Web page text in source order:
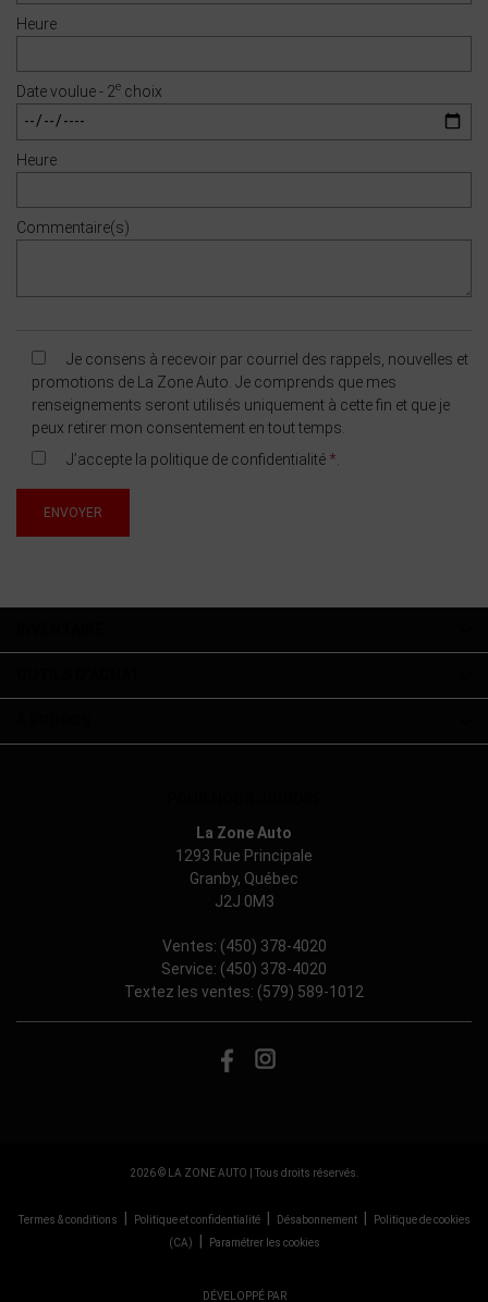
Heure
Date voulue - 2e choix
Heure
Commentaire(s)
Je consens à recevoir par courriel des rappels, nouvelles et
promotions de La Zone Auto. Je comprends que mes
renseignements seront utilisés uniquement à cette fin et que je
peux retirer mon consentement en tout temps.
J’accepte la politique de confidentialité *.
La Zone Auto
1293 Rue Principale
Granby, Québec
J2J 0M3
Ventes: (450) 378-4020
Service: (450) 378-4020
Textez les ventes: (579) 589-1012
2026 © LA ZONE AUTO | Tous droits réservés.
Termes & conditions Politique et confidentialité| Désabonnement|
Politique de cookies
(CA)
Paramétrer les cookies
DÉVELOPPÉ PAR